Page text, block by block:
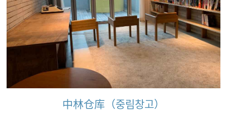
中林仓库（중림창고）